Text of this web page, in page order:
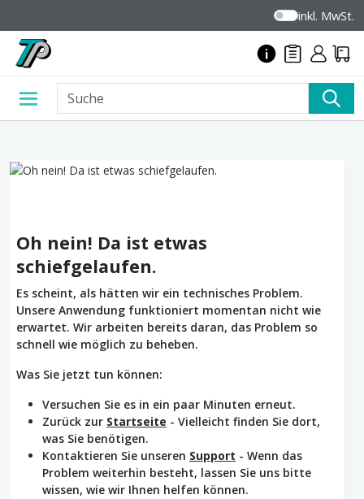
inkl. MwSt.
Oh nein! Da ist etwas
schiefgelaufen.
Es scheint, als hätten wir ein technisches Problem.
Unsere Anwendung funktioniert momentan nicht wie
erwartet. Wir arbeiten bereits daran, das Problem so
schnell wie möglich zu beheben.
Was Sie jetzt tun können:
Versuchen Sie es in ein paar Minuten erneut.
Zurück zur Startseite - Vielleicht finden Sie dort,
was Sie benötigen.
Kontaktieren Sie unseren Support - Wenn das
Problem weiterhin besteht, lassen Sie uns bitte
wissen, wie wir Ihnen helfen können.